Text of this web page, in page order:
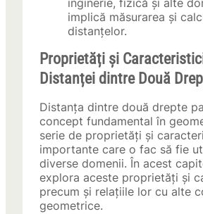
inginerie, fizică și alte
implică măsurarea și
distanțelor.
Proprietăți și
Distanței dintre Două
Distanța dintre două drepte
concept fundamental în
serie de proprietăți și
importante care o fac să fie
diverse domenii. În acest
explora aceste proprietăți și
precum și relațiile lor cu alte
geometrice.